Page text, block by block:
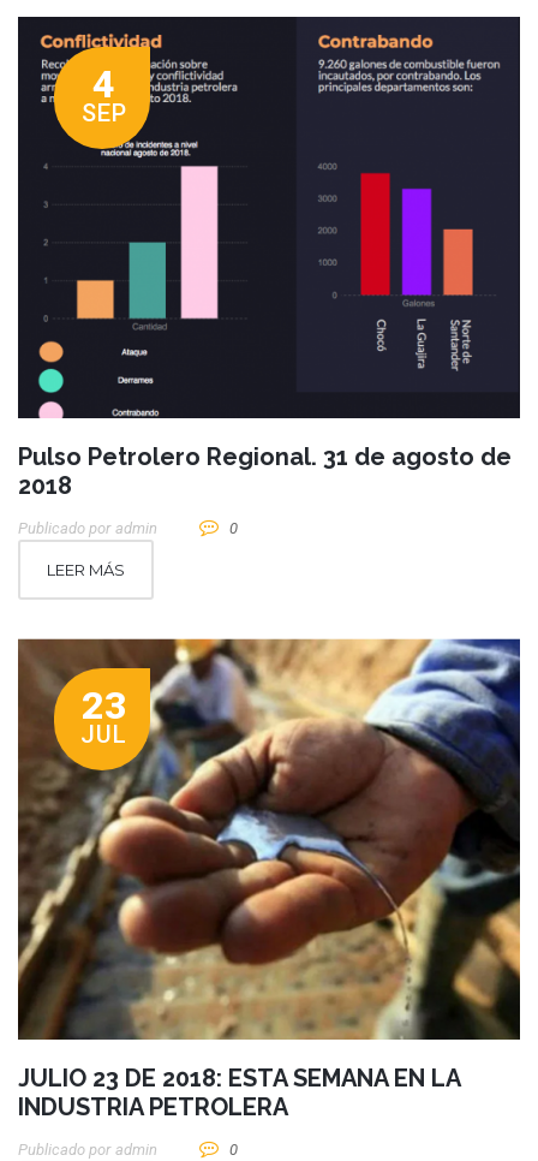
4
SEP
Pulso Petrolero Regional. 31 de agosto de
2018
Publicado por Admin 0
LEER MÁS
23
JUL
JULIO 23 DE 2018: ESTA SEMANA EN LA
INDUSTRIA PETROLERA
Publicado por Admin 0